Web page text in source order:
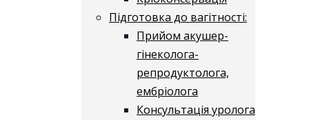
Підготовка до вагітності:
Прийом акушер-
гінеколога-
репродуктолога,
ембріолога
Консультація уролога